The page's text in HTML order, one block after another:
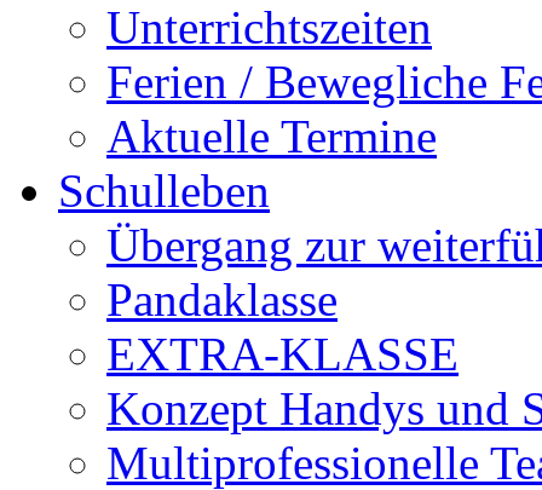
Unterrichtszeiten
Ferien / Bewegliche
Aktuelle Termine
Schulleben
Übergang zur
Pandaklasse
EXTRA-KLASSE
Konzept Handys und
Multiprofessionelle